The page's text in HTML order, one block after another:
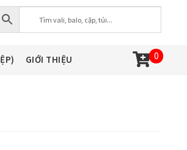
GIỚI THIỆU 0